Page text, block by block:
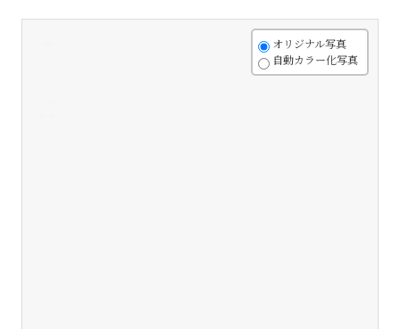
オリジナル写真
自動カラー化写真